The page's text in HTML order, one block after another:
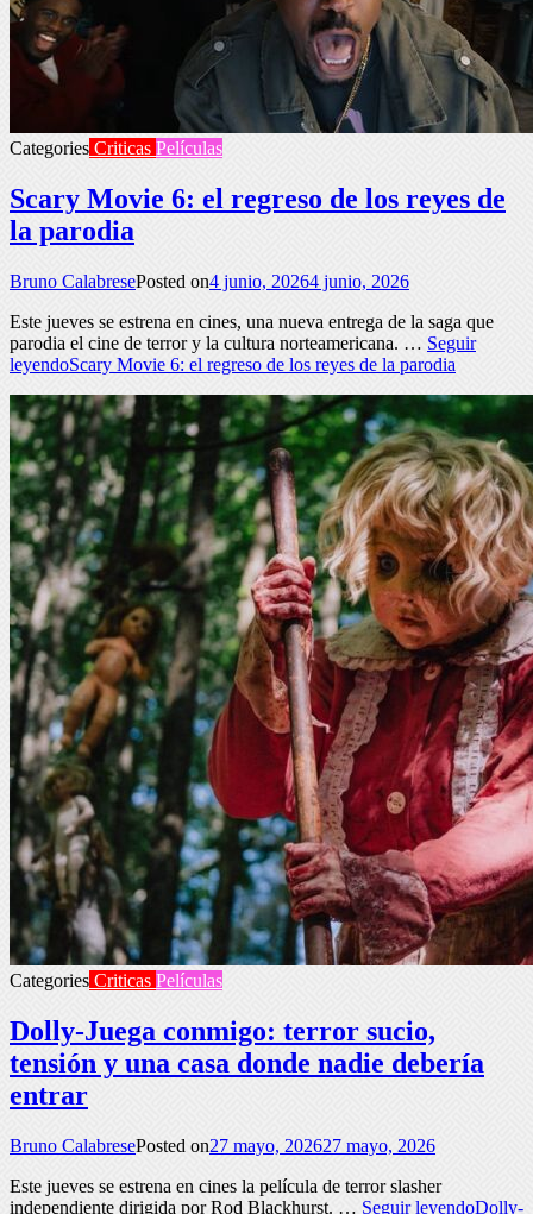
Categories Criticas Películas
Scary Movie 6: el regreso de los reyes de
la parodia
Bruno CalabresePosted on4 junio, 20264 junio, 2026
Este jueves se estrena en cines, una nueva entrega de la saga que
parodia el cine de terror y la cultura norteamericana. … Seguir
leyendoScary Movie 6: el regreso de los reyes de la parodia
Categories Criticas Películas
Dolly-Juega conmigo: terror sucio,
tensión y una casa donde nadie debería
entrar
Bruno CalabresePosted on27 mayo, 202627 mayo, 2026
Este jueves se estrena en cines la película de terror slasher
independiente dirigida por Rod Blackhurst. … Seguir leyendoDolly-